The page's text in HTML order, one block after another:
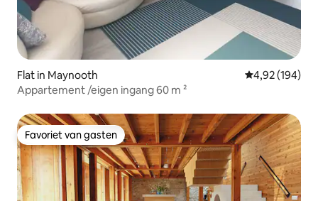
Flat in Maynooth Gemiddelde
4,92 (194)
Appartement /eigen ingang 60 m ²
Favoriet van gasten
Favoriet van gasten